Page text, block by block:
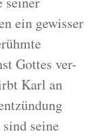
ein gewisser
Gottes ver-
Karl an
seine